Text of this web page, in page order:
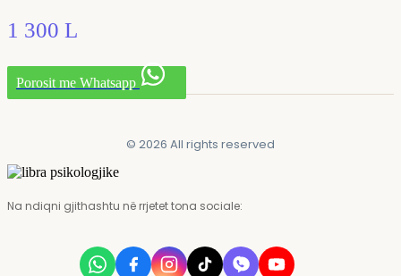
1 300 L
Porosit me Whatsapp
© 2026 All rights reserved
Na ndiqni gjithashtu në rrjetet tona sociale: